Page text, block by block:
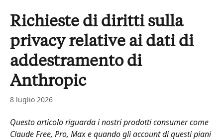
Richieste di diritti sulla
privacy relative ai dati di
addestramento di
Anthropic
8 luglio 2026
Questo articolo riguarda i nostri prodotti consumer come
Claude Free, Pro, Max e quando gli account di questi piani